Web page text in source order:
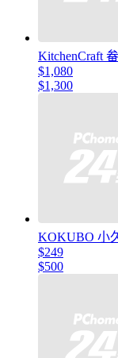
KitchenCraft
$1,080
$1,300
KOKUBO 小
$249
$500